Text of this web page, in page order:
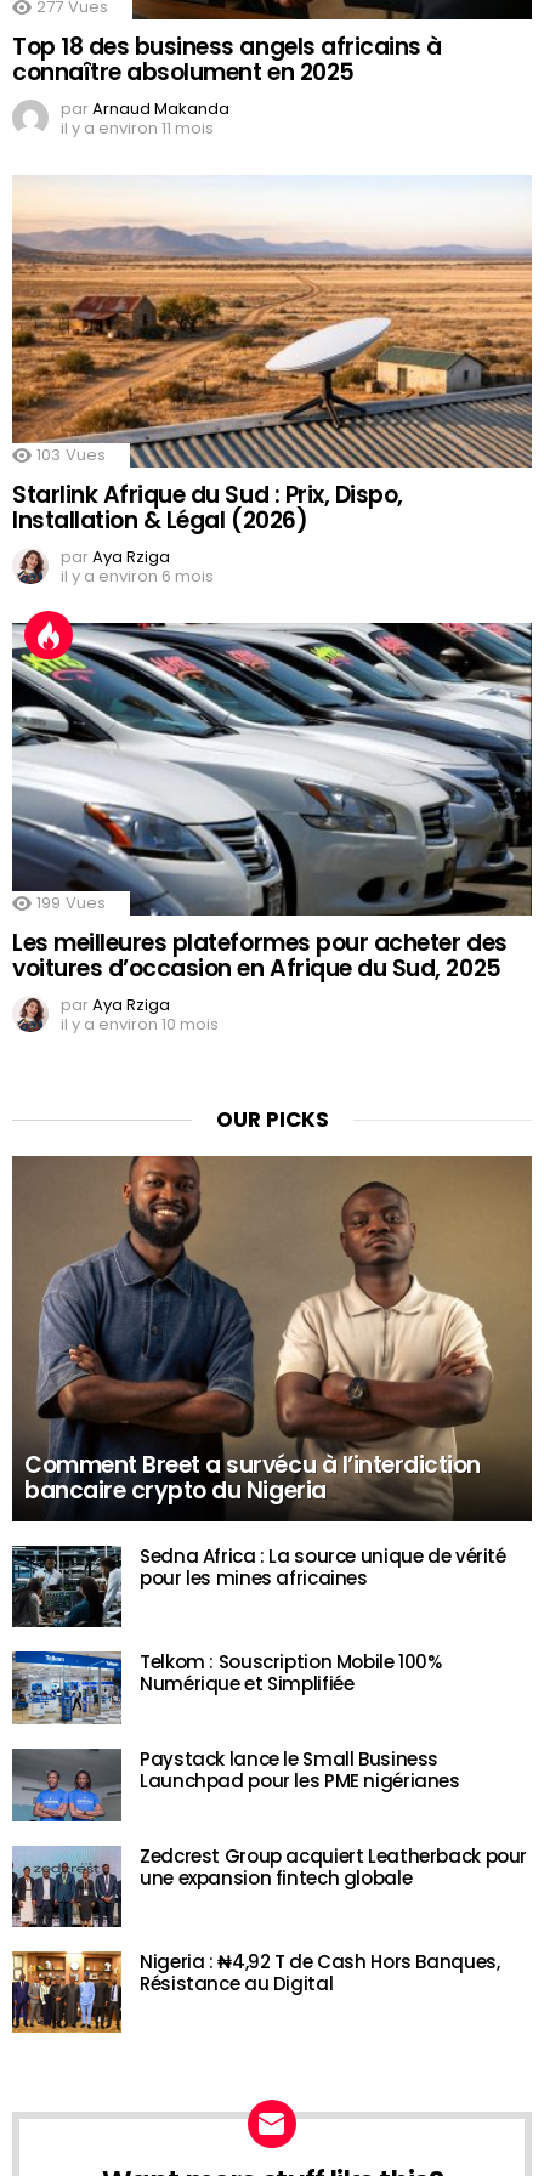
277 Vues
Top 18 des business angels africains à
connaître absolument en 2025
parArnaud Makanda
il y a environ 11 mois
103 Vues
Starlink Afrique du Sud : Prix, Dispo,
Installation & Légal (2026)
parAya Rziga
il y a environ 6 mois
199 Vues
Les meilleures plateformes pour acheter des
voitures d’occasion en Afrique du Sud, 2025
parAya Rziga
il y a environ 10 mois
OUR PICKS
Comment Breet a survécu à l’interdiction
bancaire crypto du Nigeria
Sedna Africa : La source unique de vérité
pour les mines africaines
Telkom : Souscription Mobile 100%
Numérique et Simplifiée
Paystack lance le Small Business
Launchpad pour les PME nigérianes
Zedcrest Group acquiert Leatherback pour
une expansion fintech globale
Nigeria : ₦4,92 T de Cash Hors Banques,
Résistance au Digital